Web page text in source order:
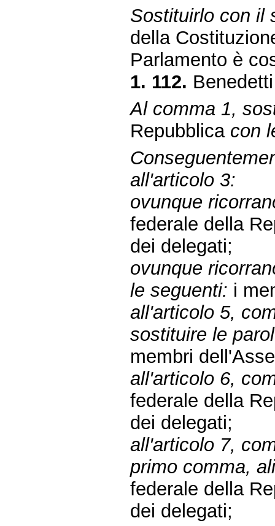
Sostituirlo con il
della
Parlamento è
1. 112.
Al comma 1,
Repubblica con
all'articolo 3:
ovunque
federale della
dei delegati;
ovunque
le seguenti: i
all'articolo 5,
sostituire le
membri
all'articolo 6,
federale della
dei delegati;
all'articolo 7,
primo comma,
federale della
dei delegati;